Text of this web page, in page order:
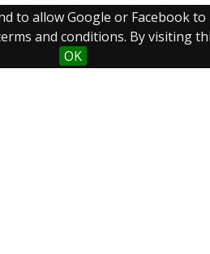
allow Google or Facebook
and conditions. By visiting
OK